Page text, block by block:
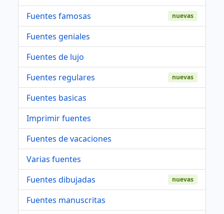
Fuentes famosas
nuevas
Fuentes geniales
Fuentes de lujo
Fuentes regulares
nuevas
Fuentes basicas
Imprimir fuentes
Fuentes de vacaciones
Varias fuentes
Fuentes dibujadas
nuevas
Fuentes manuscritas